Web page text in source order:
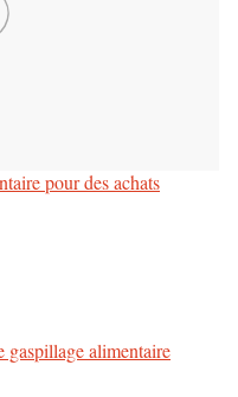
pour des achats
gaspillage alimentaire